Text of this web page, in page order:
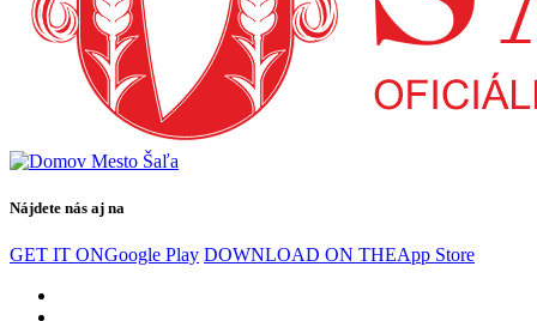
Nájdete nás aj na
GET IT ONGoogle Play DOWNLOAD ON THEApp Store